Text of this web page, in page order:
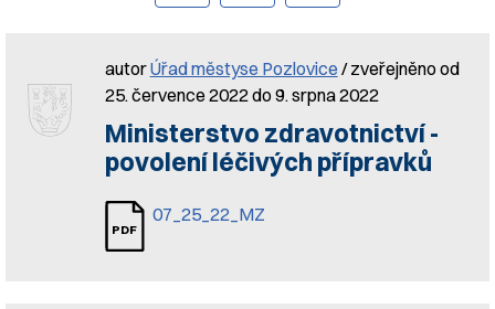
autorÚřad městyse Pozlovice / zveřejněno od
25. července 2022 do 9. srpna 2022
Ministerstvo zdravotnictví -
povolení léčivých přípravků
07_25_22_MZ